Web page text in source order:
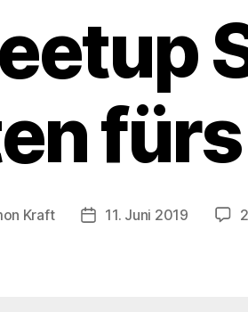
Kraft Veröffentlichungsdatum
11. Juni 2019